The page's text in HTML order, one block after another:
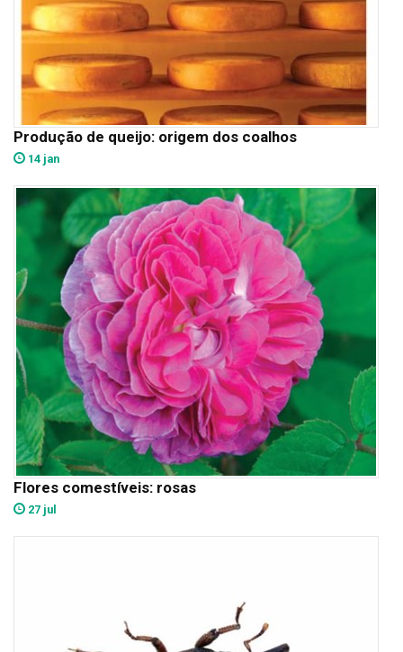
Produção de queijo: origem dos coalhos
14 jan
Flores comestíveis: rosas
27 jul